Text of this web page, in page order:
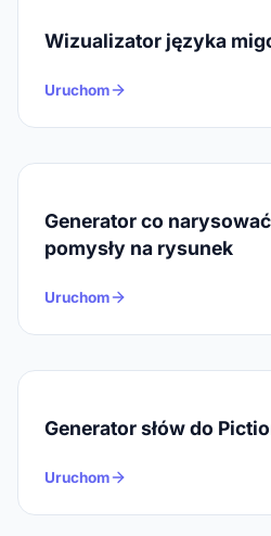
Wizualizator języka
Uruchom
Generator co
pomysły na rysunek
Uruchom
Generator słów do
Uruchom